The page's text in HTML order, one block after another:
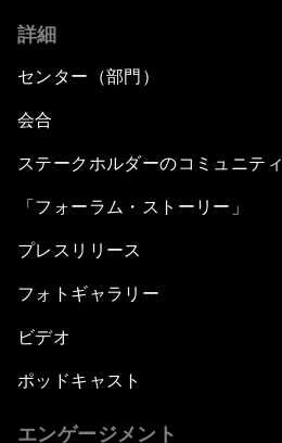
詳細
センター（部門）
会合
ステークホルダーのコミュニティ
「フォーラム・ストーリー」
プレスリリース
フォトギャラリー
ビデオ
ポッドキャスト
エンゲージメント